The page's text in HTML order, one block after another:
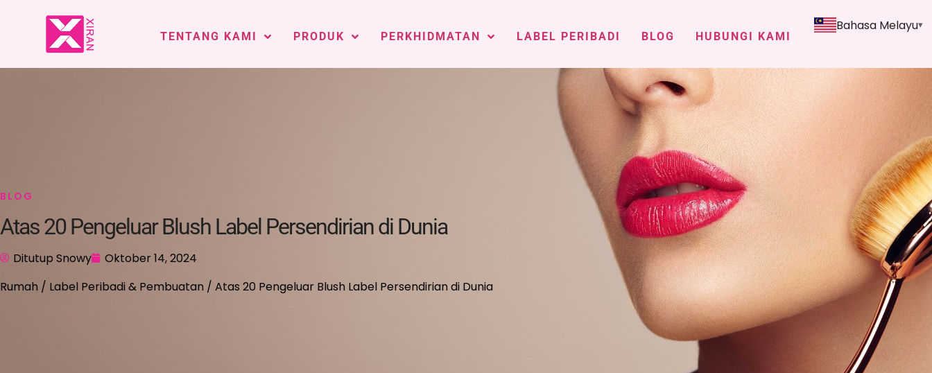
TENTANG KAMI PRODUK PERKHIDMATAN LABEL PERIBADI BLOG HUBUNGI KAMI
Bahasa Melayu
BLOG
Atas 20 Pengeluar Blush Label Persendirian di Dunia
Ditutup Snowy
Oktober 14, 2024
Rumah / Label Peribadi & Pembuatan / Atas 20 Pengeluar Blush Label Persendirian di Dunia